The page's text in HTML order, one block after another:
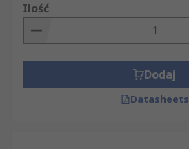
Ilość
Dodaj
Datasheets